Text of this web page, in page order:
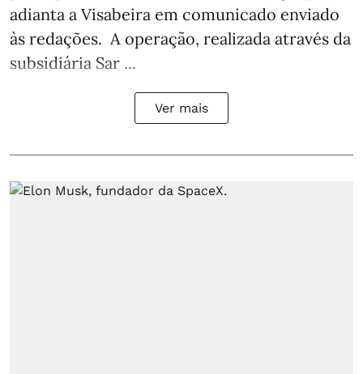
adianta a Visabeira em comunicado enviado
às redações. A operação, realizada através da
subsidiária Sar ...
Ver mais